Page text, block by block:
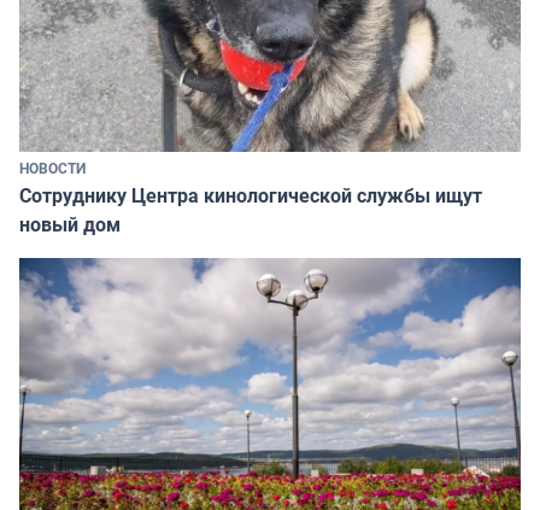
НОВОСТИ
Сотруднику Центра кинологической службы ищут
новый дом